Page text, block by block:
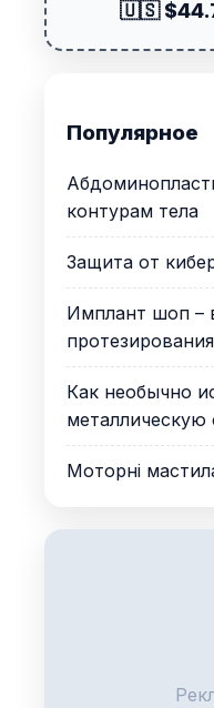
🇺🇸
Популярное
контурам тела
Защита от
Имплант шоп –
Как необычно
металлическую
Моторні